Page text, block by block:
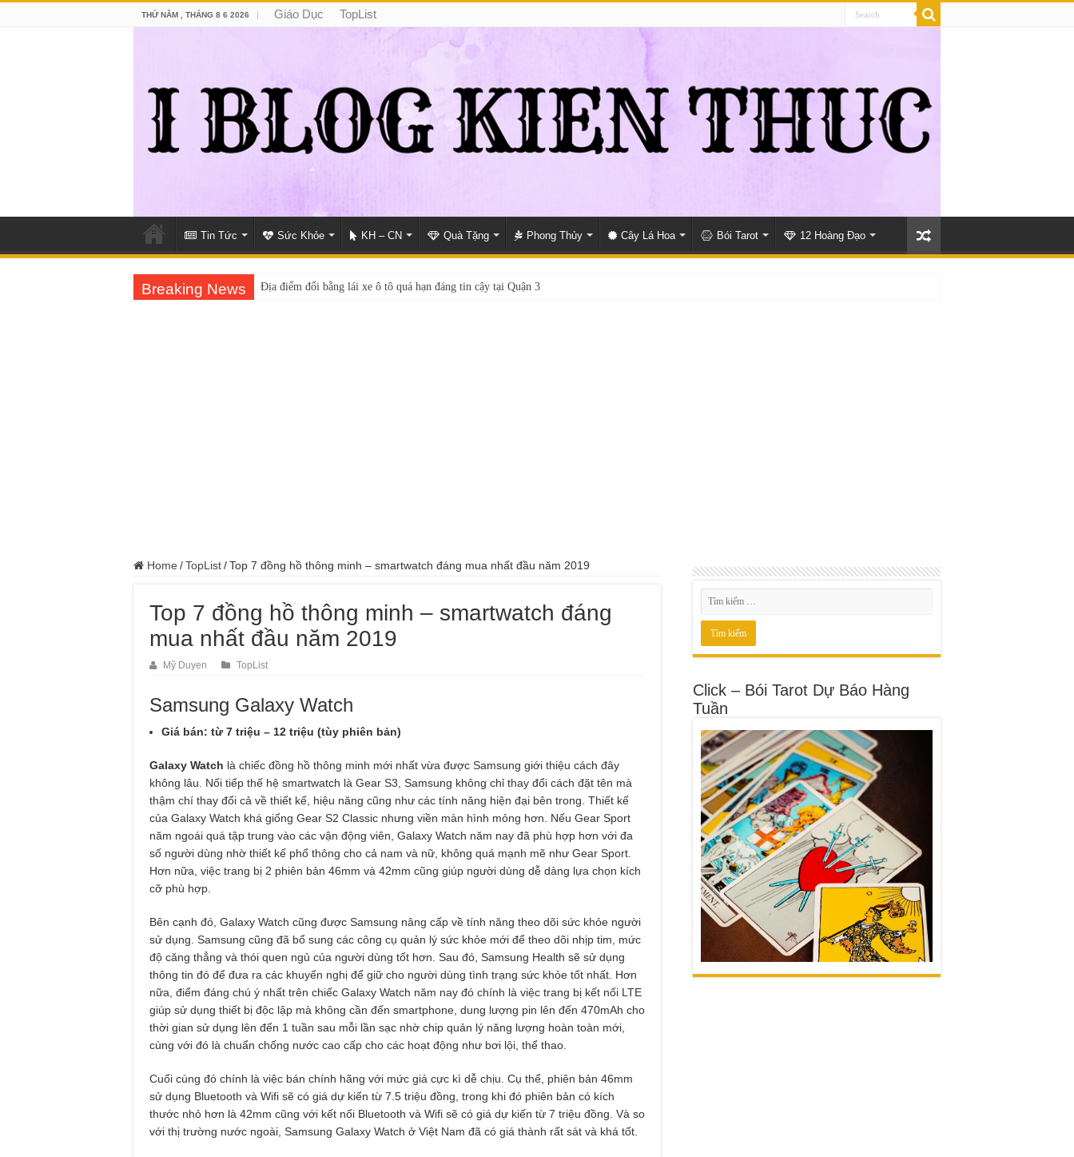
THỨ NĂM , THÁNG 8 6 2026 Giáo Dục TopList
Tin Tức Sức Khỏe KH – CN Quà Tặng Phong Thủy Cây Lá Hoa Bói Tarot 12 Hoàng Đạo
Breaking News Địa điểm đổi bằng lái xe ô tô quá hạn đáng tin cậy tại Quận 3
Home /TopList/Top 7 đồng hồ thông minh – smartwatch đáng mua nhất đầu năm 2019
Top 7 đồng hồ thông minh – smartwatch đáng
mua nhất đầu năm 2019
Mỹ Duyen TopList
Samsung Galaxy Watch
Giá bán: từ 7 triệu – 12 triệu (tùy phiên bản)
Galaxy Watch là chiếc đồng hồ thông minh mới nhất vừa được Samsung giới thiệu cách đây
không lâu. Nối tiếp thế hệ smartwatch là Gear S3, Samsung không chỉ thay đổi cách đặt tên mà
thậm chí thay đổi cả về thiết kế, hiệu năng cũng như các tính năng hiện đại bên trong. Thiết kế
của Galaxy Watch khá giống Gear S2 Classic nhưng viền màn hình mỏng hơn. Nếu Gear Sport
năm ngoái quá tập trung vào các vận động viên, Galaxy Watch năm nay đã phù hợp hơn với đa
số người dùng nhờ thiết kế phổ thông cho cả nam và nữ, không quá mạnh mẽ như Gear Sport.
Hơn nữa, việc trang bị 2 phiên bản 46mm và 42mm cũng giúp người dùng dễ dàng lựa chọn kích
cỡ phù hợp.
Bên cạnh đó, Galaxy Watch cũng được Samsung nâng cấp về tính năng theo dõi sức khỏe người
sử dụng. Samsung cũng đã bổ sung các công cụ quản lý sức khỏe mới để theo dõi nhịp tim, mức
độ căng thẳng và thói quen ngủ của người dùng tốt hơn. Sau đó, Samsung Health sẽ sử dụng
thông tin đó để đưa ra các khuyến nghị để giữ cho người dùng tình trạng sức khỏe tốt nhất. Hơn
nữa, điểm đáng chú ý nhất trên chiếc Galaxy Watch năm nay đó chính là việc trang bị kết nối LTE
giúp sử dụng thiết bị độc lập mà không cần đến smartphone, dung lượng pin lên đến 470mAh cho
thời gian sử dụng lên đến 1 tuần sau mỗi lần sạc nhờ chip quản lý năng lượng hoàn toàn mới,
cùng với đó là chuẩn chống nước cao cấp cho các hoạt động như bơi lội, thể thao.
Cuối cùng đó chính là việc bán chính hãng với mức giá cực kì dễ chịu. Cụ thể, phiên bản 46mm
sử dụng Bluetooth và Wifi sẽ có giá dự kiến từ 7.5 triệu đồng, trong khi đó phiên bản có kích
thước nhỏ hơn là 42mm cũng với kết nối Bluetooth và Wifi sẽ có giá dự kiến từ 7 triệu đồng. Và so
với thị trường nước ngoài, Samsung Galaxy Watch ở Việt Nam đã có giá thành rất sát và khá tốt.
Click – Bói Tarot Dự Báo Hàng
Tuần